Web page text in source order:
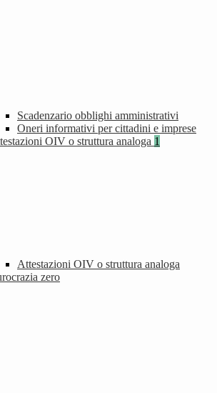
Scadenzario obblighi amministrativi
Oneri informativi per cittadini e imprese
OIV o struttura analoga 1
Attestazioni OIV o struttura analoga
zero